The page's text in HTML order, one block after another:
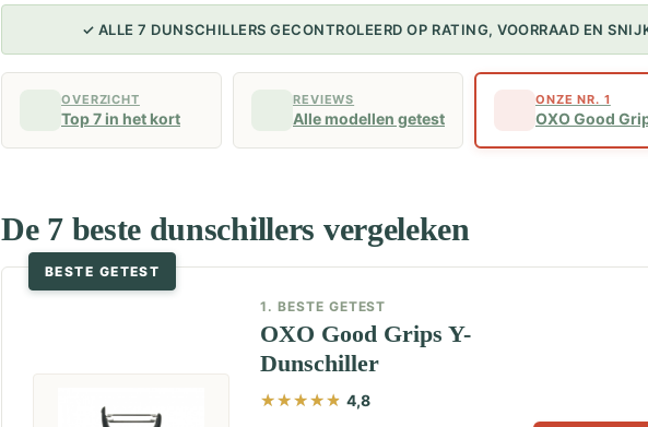
✓ ALLE 7 DUNSCHILLERS GECONTROLEERD OP RATING, VOORRAAD EN
OVERZICHT
Top 7 in het kort
REVIEWS
Alle modellen getest
ONZE NR. 1
OXO Good
De 7 beste dunschillers vergeleken
BESTE GETEST
1. BESTE GETEST
OXO Good Grips Y-
Dunschiller
4,8